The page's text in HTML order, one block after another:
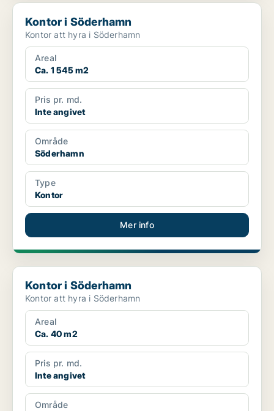
Kontor i Söderhamn
Kontor i Söderhamn
Kontor att hyra i Söderhamn
Areal
Ca. 1 545 m2
Pris pr. md.
Inte angivet
Område
Söderhamn
Type
Kontor
Mer info
Kontor i Söderhamn
Kontor i Söderhamn
Kontor att hyra i Söderhamn
Areal
Ca. 40 m2
Pris pr. md.
Inte angivet
Område